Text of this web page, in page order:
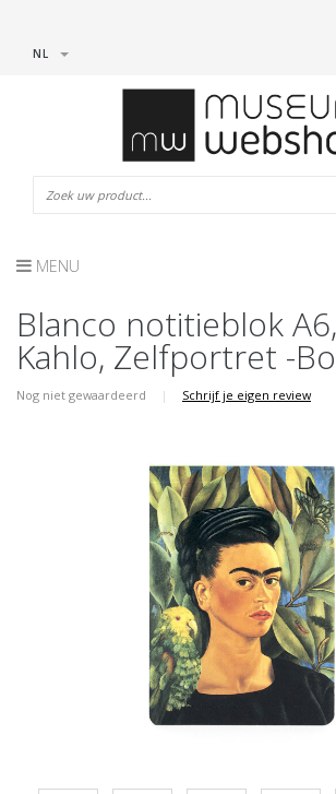
NL
MENU
Blanco notitieblok
Kahlo, Zelfportret -
Nog niet gewaardeerd | Schrijf je eigen review